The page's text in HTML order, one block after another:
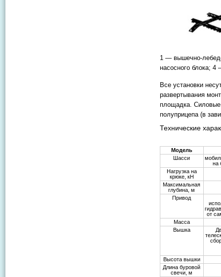
1 — вышечно-
насосного блока;
Все установки
развертывания
площадка. Силовые
полуприцепа (в
Технические
Модель
Шасси
на
Нагрузка на
крюке, кН
Максимальная
глубина, м
Привод
от
Масса
Вышка
Высота вышки
Длина буровой
свечи, м